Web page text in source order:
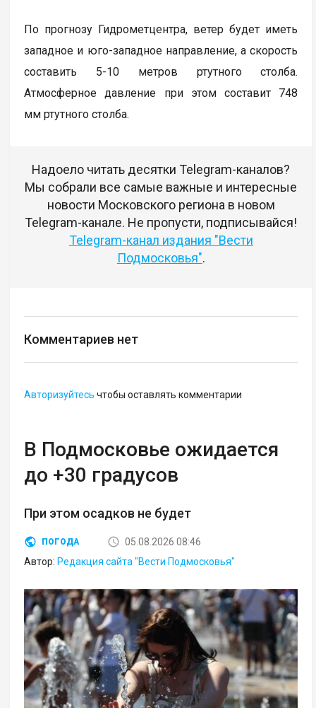
По прогнозу Гидрометцентра, ветер будет иметь
западное и юго-западное направление, а скорость
составить 5-10 метров ртутного столба.
Атмосферное давление при этом составит 748
мм ртутного столба.
Надоело читать десятки Telegram-каналов?
Мы собрали все самые важные и интересные
новости Московского региона в новом
Telegram-канале. Не пропусти, подписывайся!
Telegram-канал издания "Вести
Подмосковья".
Комментариев нет
Авторизуйтесь чтобы оставлять комментарии
В Подмосковье ожидается
до +30 градусов
При этом осадков не будет
ПОГОДА
05.08.2026 08:46
Автор: Редакция сайта "Вести Подмосковья"